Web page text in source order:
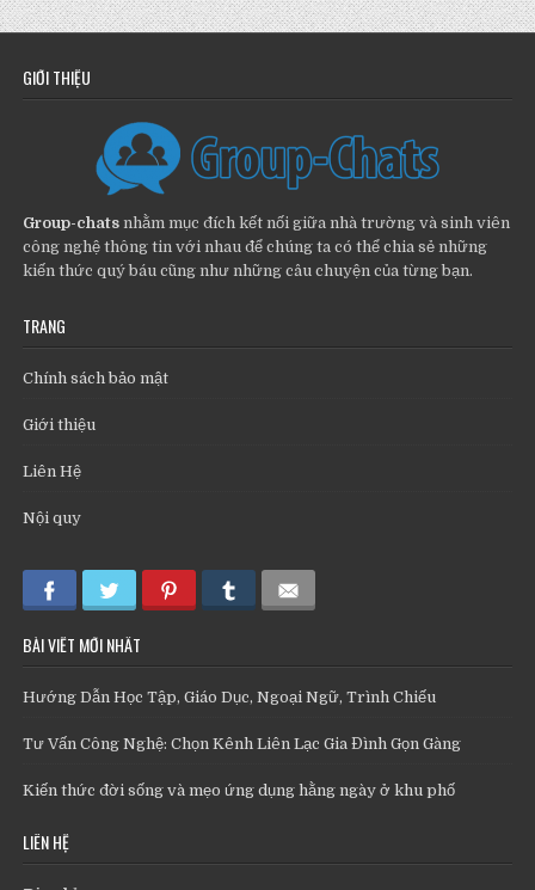
GIỚI THIỆU
Group-chats nhằm mục đích kết nối giữa nhà trường và sinh viên
công nghệ thông tin với nhau để chúng ta có thể chia sẻ những
kiến thức quý báu cũng như những câu chuyện của từng bạn.
TRANG
Chính sách bảo mật
Giới thiệu
Liên Hệ
Nội quy
BÀI VIẾT MỚI NHẤT
Hướng Dẫn Học Tập, Giáo Dục, Ngoại Ngữ, Trình Chiếu
Tư Vấn Công Nghệ: Chọn Kênh Liên Lạc Gia Đình Gọn Gàng
Kiến thức đời sống và mẹo ứng dụng hằng ngày ở khu phố
LIÊN HỆ